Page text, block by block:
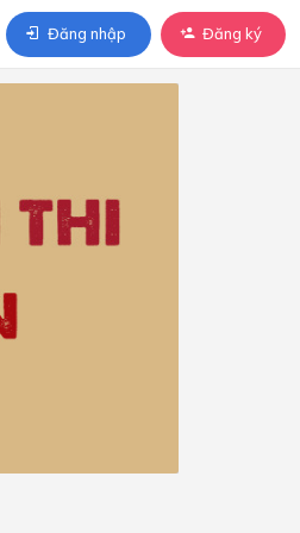
Đăng nhập Đăng ký